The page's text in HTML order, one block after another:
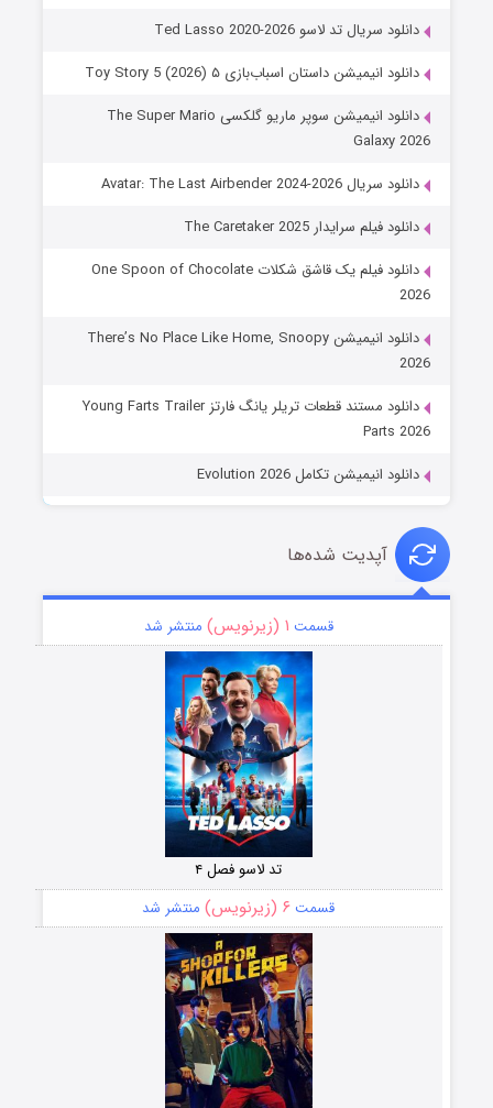
دانلود سریال تد لاسو Ted Lasso 2020-2026
دانلود انیمیشن داستان اسباب‌بازی ۵ Toy Story 5 (2026)
دانلود انیمیشن سوپر ماریو گلکسی The Super Mario
Galaxy 2026
دانلود سریال Avatar: The Last Airbender 2024-2026
دانلود فیلم سرایدار The Caretaker 2025
دانلود فیلم یک قاشق شکلات One Spoon of Chocolate
2026
دانلود انیمیشن There’s No Place Like Home, Snoopy
2026
دانلود مستند قطعات تریلر یانگ فارتز Young Farts Trailer
Parts 2026
دانلود انیمیشن تکامل Evolution 2026
آپدیت شده‌ها
قسمت ۱ (زیرنویس) منتشر شد
تد لاسو فصل ۴
قسمت ۶ (زیرنویس) منتشر شد